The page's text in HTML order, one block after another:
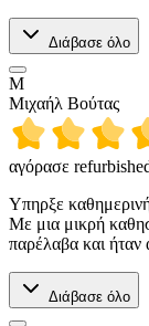
Διάβασε όλο
Μ
Μιχαήλ Βούτας
αγόρασε
Υπηρξε
Με μια μικρή
παρέλαβα και ήταν
Διάβασε όλο